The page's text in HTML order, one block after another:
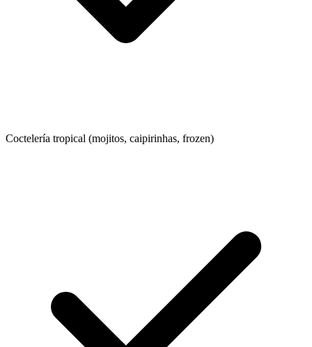
Coctelería tropical (mojitos, caipirinhas, frozen)